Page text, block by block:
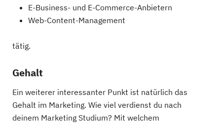
E-Business- und E-Commerce-Anbietern
Web-Content-Management
tätig.
Gehalt
Ein weiterer interessanter Punkt ist natürlich das
Gehalt im Marketing. Wie viel verdienst du nach
deinem Marketing Studium? Mit welchem